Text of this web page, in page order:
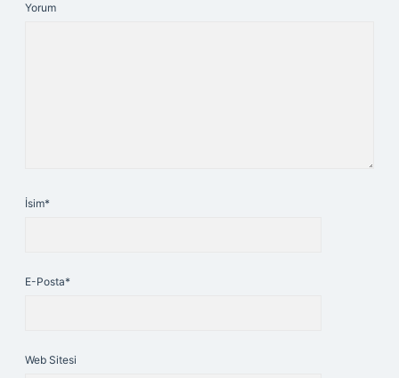
Yorum
İsim*
E-Posta*
Web Sitesi